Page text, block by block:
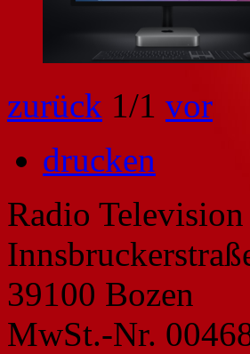
zurück 1/1 vor
drucken
Radio
39100 Bozen
MwSt.-Nr.